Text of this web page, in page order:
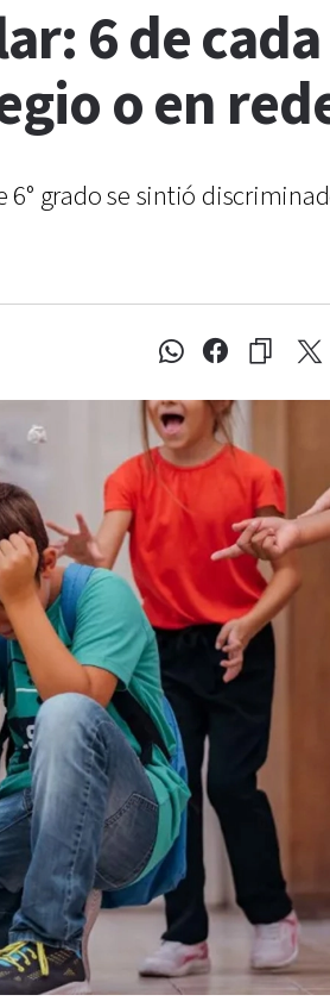
6 de
o en
grado se sintió